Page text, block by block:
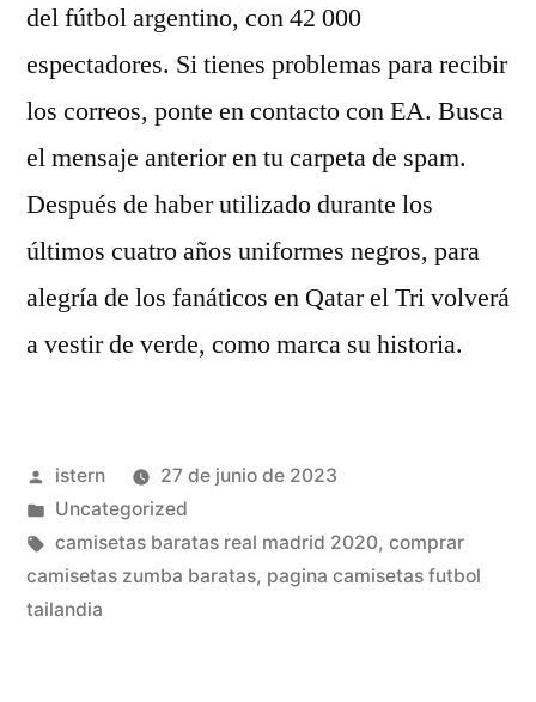
del fútbol argentino, con 42 000
espectadores. Si tienes problemas para recibir
los correos, ponte en contacto con EA. Busca
el mensaje anterior en tu carpeta de spam.
Después de haber utilizado durante los
últimos cuatro años uniformes negros, para
alegría de los fanáticos en Qatar el Tri volverá
a vestir de verde, como marca su historia.
Publicado
por
istern
27 de junio de 2023
Publicado
en
Uncategorized
Etiquetas:
camisetas baratas real madrid 2020, comprar
camisetas zumba baratas, pagina camisetas futbol
tailandia